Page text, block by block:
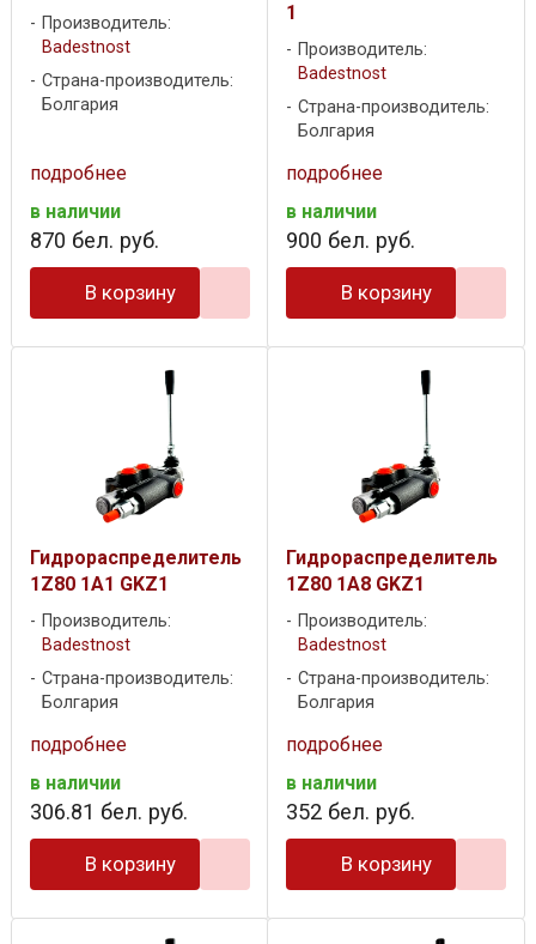
Производитель:
Badestnost
Страна-производитель:
Болгария
подробнее
в наличии
870 бел. руб.
В корзину
1
Производитель:
Badestnost
Страна-производитель:
Болгария
подробнее
в наличии
900 бел. руб.
В корзину
Гидрораспределитель
1Z80 1A1 GKZ1
Производитель:
Badestnost
Страна-производитель:
Болгария
подробнее
в наличии
306.81 бел. руб.
В корзину
Гидрораспределитель
1Z80 1A8 GKZ1
Производитель:
Badestnost
Страна-производитель:
Болгария
подробнее
в наличии
352 бел. руб.
В корзину